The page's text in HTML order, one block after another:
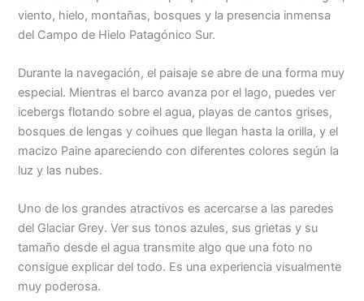
viento, hielo, montañas, bosques y la presencia inmensa
del Campo de Hielo Patagónico Sur.
Durante la navegación, el paisaje se abre de una forma muy
especial. Mientras el barco avanza por el lago, puedes ver
icebergs flotando sobre el agua, playas de cantos grises,
bosques de lengas y coihues que llegan hasta la orilla, y el
macizo Paine apareciendo con diferentes colores según la
luz y las nubes.
Uno de los grandes atractivos es acercarse a las paredes
del Glaciar Grey. Ver sus tonos azules, sus grietas y su
tamaño desde el agua transmite algo que una foto no
consigue explicar del todo. Es una experiencia visualmente
muy poderosa.